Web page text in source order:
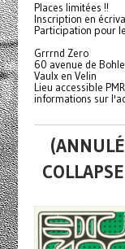
Places limitées !!
Inscription en
Participation pour
Grrrnd Zero
60 avenue de
Vaulx en Velin
Lieu accessible
informations sur
COLLAPSE